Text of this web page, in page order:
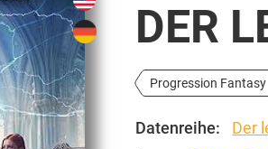
DER
Progression Fantasy
Datenreihe:
Der